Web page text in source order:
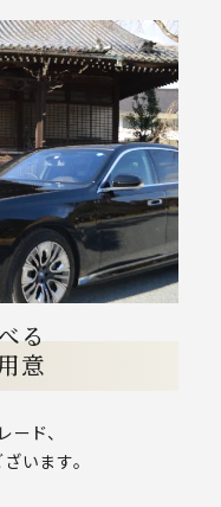
る
意
ド、
います。